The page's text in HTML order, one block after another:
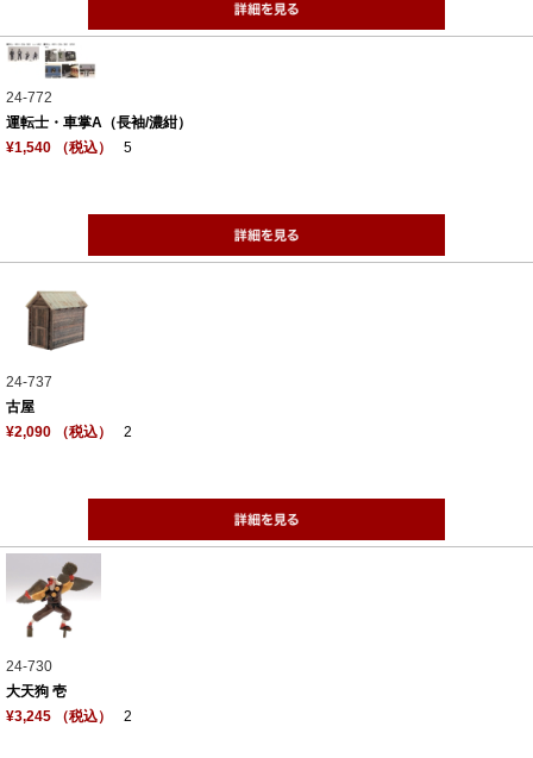
24-772
運転士・車掌A（長袖/濃紺）
¥1,540 （税込）
5
24-737
古屋
¥2,090 （税込）
2
24-730
大天狗 壱
¥3,245 （税込）
2